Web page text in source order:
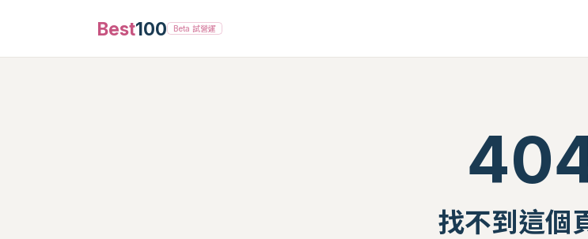
Best100 Beta 試營運
找不到這個